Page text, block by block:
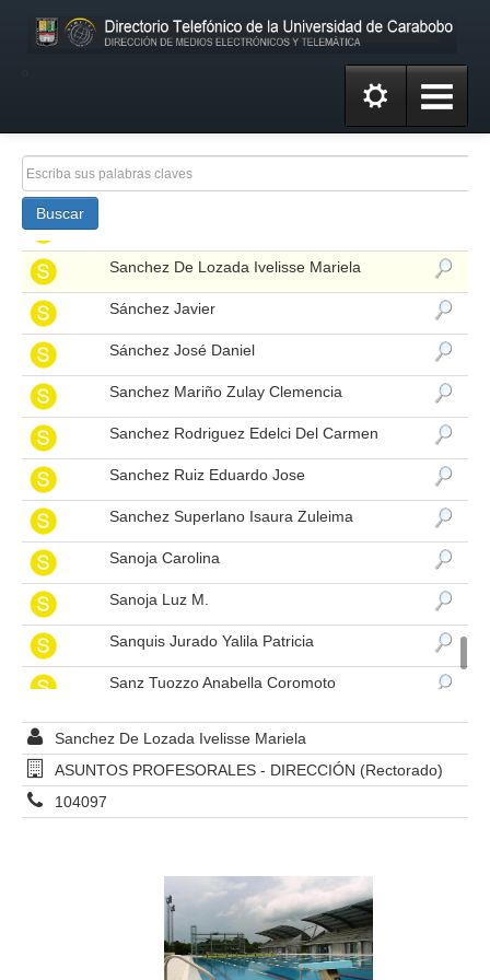
Buscar
Sanabria Marisol
Sanchez Barrios Maria Andreina
Sanchez De Lozada Ivelisse Mariela
Sánchez Javier
Sánchez José Daniel
Sanchez Mariño Zulay Clemencia
Sanchez Rodriguez Edelci Del Carmen
Sanchez Ruiz Eduardo Jose
Sanchez Superlano Isaura Zuleima
Sanoja Carolina
Sanoja Luz M.
Sanquis Jurado Yalila Patricia
Sanz Tuozzo Anabella Coromoto
Sarmiento Lara Yasmin Elena
Sarratud Peña Alida Del Carmen
Serrano De Shorochov Ingrid Del Valle
Sifontes Jhony
Silva Aponte Irma Eglee
Sanchez De Lozada Ivelisse Mariela
ASUNTOS PROFESORALES - DIRECCIÓN (Rectorado)
104097